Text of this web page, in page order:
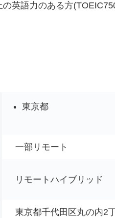
の英語力のある方
東京都
一部リモート
リモートハイブリッド
東京都千代田区丸の内2